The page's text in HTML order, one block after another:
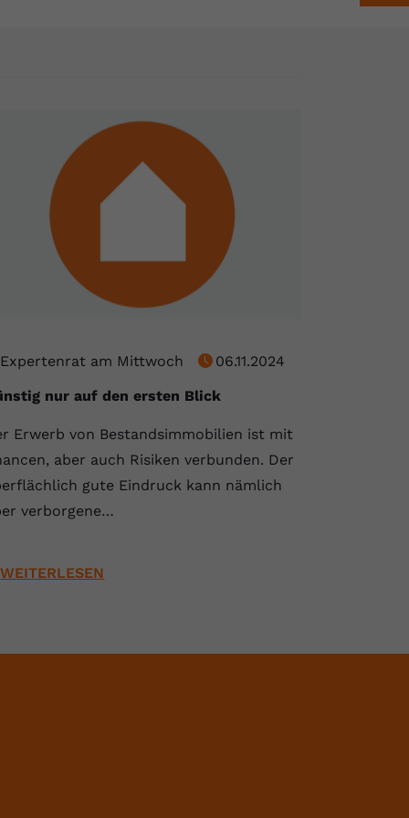
Expertenrat am Mittwoch
06.11.2024
nur auf den ersten Blick
Erwerb von Bestandsimmobilien ist mit
aber auch Risiken verbunden. Der
gute Eindruck kann nämlich
verborgene…
WEITERLESEN